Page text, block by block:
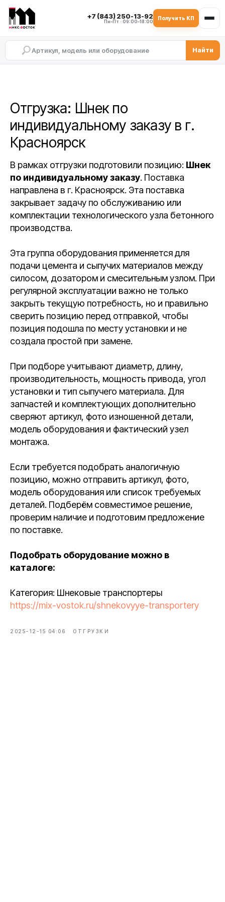
+7 (843) 250-13-92
Пн–Пт · 09:00–18:00
Получить КП
Найти
Отгрузка: Шнек по
индивидуальному заказу в г.
Красноярск
В рамках отгрузки подготовили позицию: Шнек
по индивидуальному заказу. Поставка
направлена в г. Красноярск. Эта поставка
закрывает задачу по обслуживанию или
комплектации технологического узла бетонного
производства.
Эта группа оборудования применяется для
подачи цемента и сыпучих материалов между
силосом, дозатором и смесительным узлом. При
регулярной эксплуатации важно не только
закрыть текущую потребность, но и правильно
сверить позицию перед отправкой, чтобы
позиция подошла по месту установки и не
создала простой при замене.
При подборе учитывают диаметр, длину,
производительность, мощность привода, угол
установки и тип сыпучего материала. Для
запчастей и комплектующих дополнительно
сверяют артикул, фото изношенной детали,
модель оборудования и фактический узел
монтажа.
Если требуется подобрать аналогичную
позицию, можно отправить артикул, фото,
модель оборудования или список требуемых
деталей. Подберём совместимое решение,
проверим наличие и подготовим предложение
по поставке.
Подобрать оборудование можно в
каталоге:
Категория: Шнековые транспортеры
https://mix-vostok.ru/shnekovyye-transportery
2025-12-15 04:06 ОТГРУЗКИ